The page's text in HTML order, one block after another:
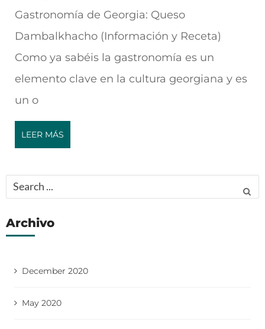
Gastronomía de Georgia: Queso
Dambalkhacho (Información y Receta)
Como ya sabéis la gastronomía es un
elemento clave en la cultura georgiana y es
un o
LEER MÁS
Search
Archivo
December 2020
May 2020